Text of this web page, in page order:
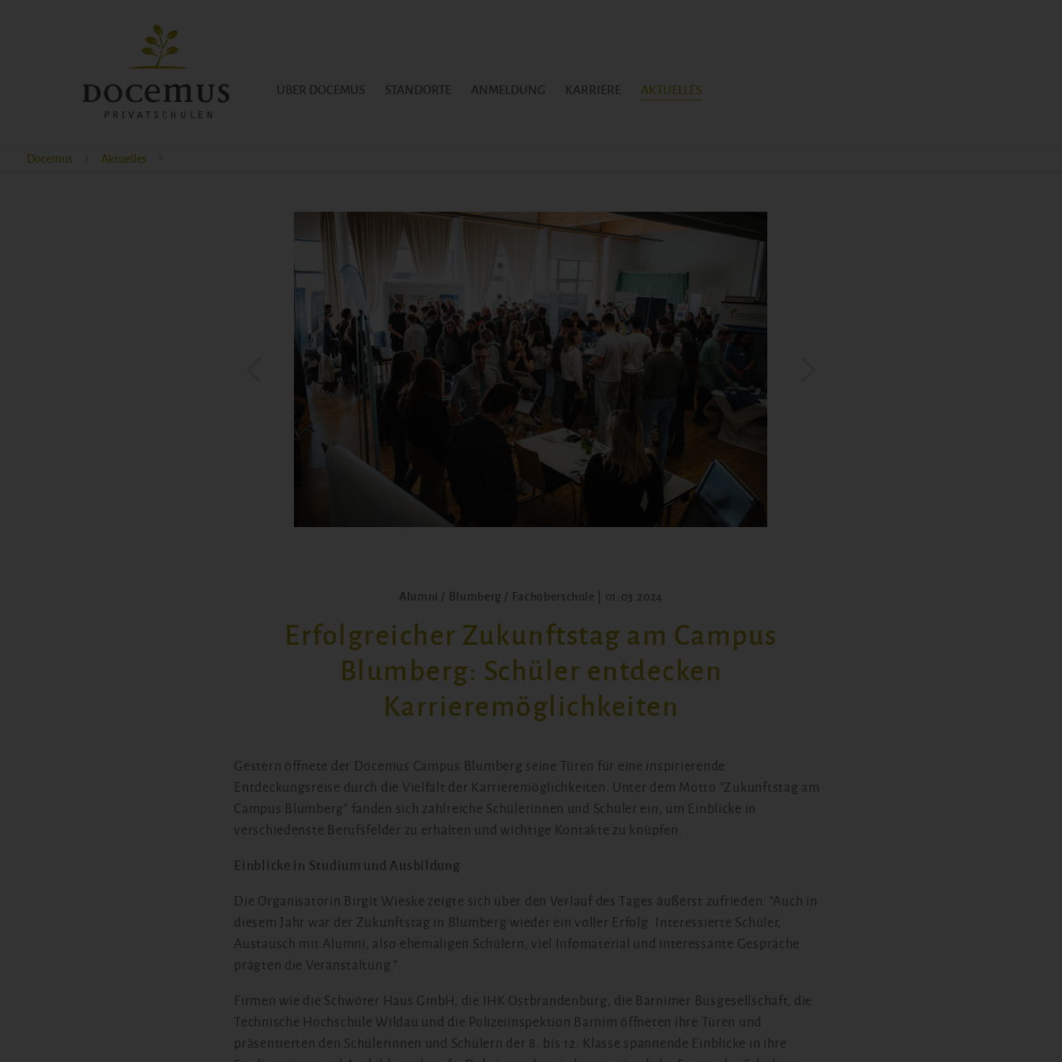
ÜBER DOCEMUS STANDORTE ANMELDUNG KARRIERE AKTUELLES
Docemus Aktuelles
Alumni / Blumberg / Fachoberschule | 01.03.2024
Erfolgreicher Zukunftstag am Campus
Blumberg: Schüler entdecken
Karrieremöglichkeiten
Gestern öffnete der Docemus Campus Blumberg seine Türen für eine inspirierende
Entdeckungsreise durch die Vielfalt der Karrieremöglichkeiten. Unter dem Motto "Zukunftstag am
Campus Blumberg" fanden sich zahlreiche Schülerinnen und Schüler ein, um Einblicke in
verschiedenste Berufsfelder zu erhalten und wichtige Kontakte zu knüpfen.
Einblicke in Studium und Ausbildung
Die Organisatorin Birgit Wieske zeigte sich über den Verlauf des Tages äußerst zufrieden: "Auch in
diesem Jahr war der Zukunftstag in Blumberg wieder ein voller Erfolg. Interessierte Schüler,
Austausch mit Alumni, also ehemaligen Schülern, viel Infomaterial und interessante Gespräche
prägten die Veranstaltung."
Firmen wie die Schwörer Haus GmbH, die IHK Ostbrandenburg, die Barnimer Busgesellschaft, die
Technische Hochschule Wildau und die Polizeiinspektion Barnim öffneten ihre Türen und
präsentierten den Schülerinnen und Schülern der 8. bis 12. Klasse spannende Einblicke in ihre